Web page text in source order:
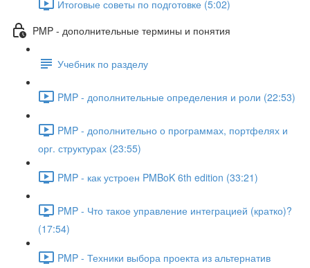
Итоговые советы по подготовке (5:02)
PMP - дополнительные термины и понятия
Учебник по разделу
PMP - дополнительные определения и роли (22:53)
PMP - дополнительно о программах, портфелях и
орг. структурах (23:55)
PMP - как устроен PMBoK 6th edition (33:21)
PMP - Что такое управление интеграцией (кратко)?
(17:54)
PMP - Техники выбора проекта из альтернатив